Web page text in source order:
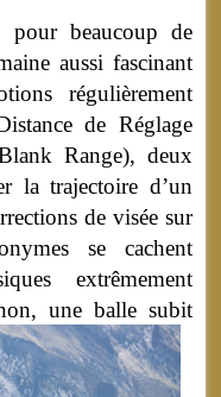
pour beaucoup de
aussi fascinant
régulièrement
de Réglage
Range), deux
la trajectoire d’un
de visée sur
se cachent
extrêmement
une balle subit